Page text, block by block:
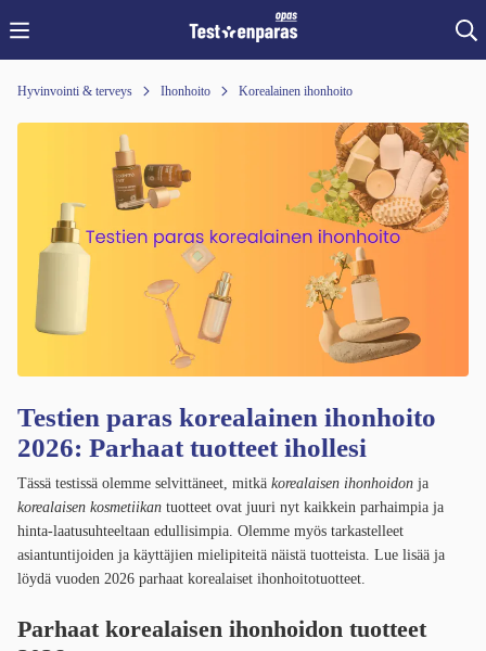
Hyvinvointi & terveys Ihonhoito Korealainen ihonhoito
Testien paras korealainen ihonhoito
2026: Parhaat tuotteet ihollesi
Tässä testissä olemme selvittäneet, mitkä korealaisen ihonhoidon ja
korealaisen kosmetiikan tuotteet ovat juuri nyt kaikkein parhaimpia ja
hinta-laatusuhteeltaan edullisimpia. Olemme myös tarkastelleet
asiantuntijoiden ja käyttäjien mielipiteitä näistä tuotteista. Lue lisää ja
löydä vuoden 2026 parhaat korealaiset ihonhoitotuotteet.
Parhaat korealaisen ihonhoidon tuotteet